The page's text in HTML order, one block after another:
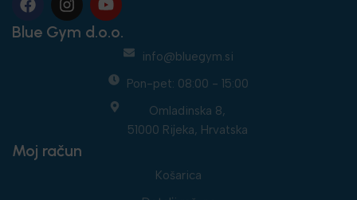
Blue Gym d.o.o.
info@bluegym.si
Pon-pet: 08:00 - 15:00
Omladinska 8,
51000 Rijeka, Hrvatska
Moj račun
Košarica